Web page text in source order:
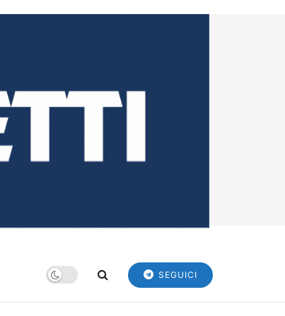
SEGUICI